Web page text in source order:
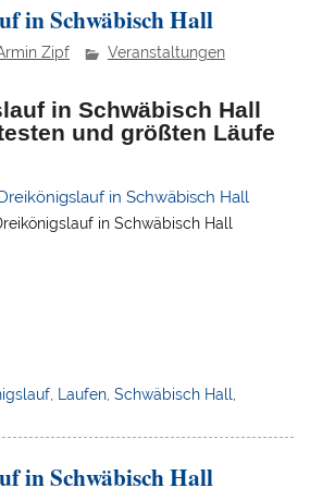
in Schwäbisch Hall
Zipf Veranstaltungen
in Schwäbisch Hall
und größten Läufe
in Schwäbisch Hall
Laufen ,Schwäbisch Hall
in Schwäbisch Hall